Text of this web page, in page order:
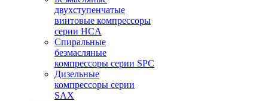
двухступенчатые
винтовые компрессоры
серии HCA
Спиральные
безмасляные
компрессоры серии SPC
Дизельные
компрессоры серии
SAX